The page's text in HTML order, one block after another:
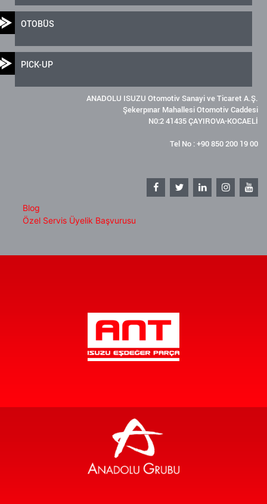
OTOBÜS
PICK-UP
ANADOLU ISUZU Otomotiv Sanayi ve Ticaret A.Ş.
Şekerpınar Mahallesi Otomotiv Caddesi
N0:2 41435 ÇAYIROVA-KOCAELİ
Tel No : +90 850 200 19 00
Blog
Özel Servis Üyelik Başvurusu